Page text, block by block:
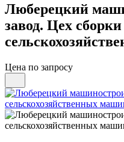
Люберецкий
завод. Цех сборки
Цена по запросу